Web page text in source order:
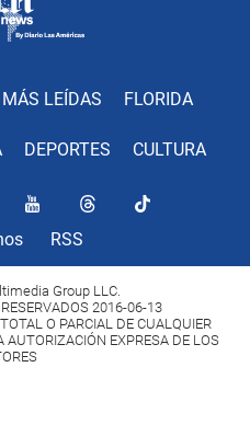
MÁS LEÍDAS FLORIDA
DEPORTES CULTURA
RSS
Group LLC.
2016-06-13
O PARCIAL DE CUALQUIER
AUTORIZACIÓN EXPRESA DE LOS